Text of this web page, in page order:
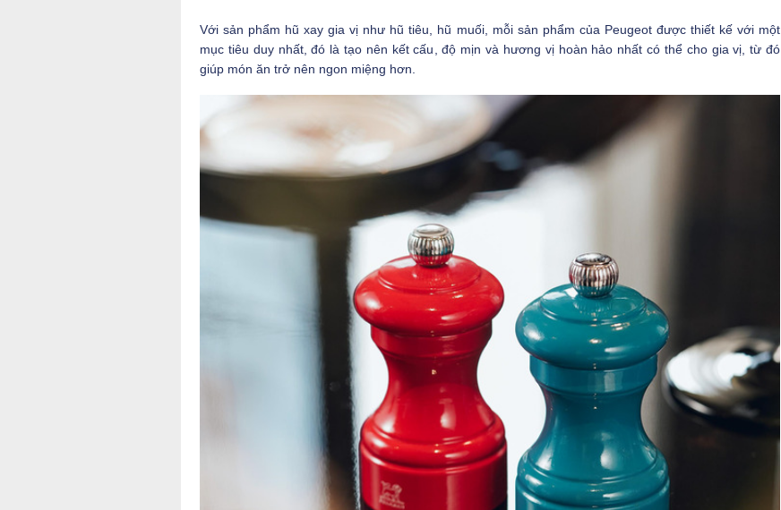
Với sản phẩm hũ xay gia vị như hũ tiêu, hũ muối, mỗi sản phẩm của Peugeot được thiết kế với một
mục tiêu duy nhất, đó là tạo nên kết cấu, độ mịn và hương vị hoàn hảo nhất có thể cho gia vị, từ đó
giúp món ăn trở nên ngon miệng hơn.